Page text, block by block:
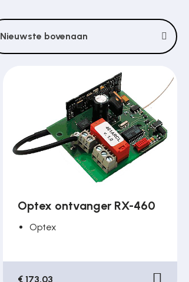
Nieuwste bovenaan
Optex ontvanger RX-460
Optex
€ 173,03